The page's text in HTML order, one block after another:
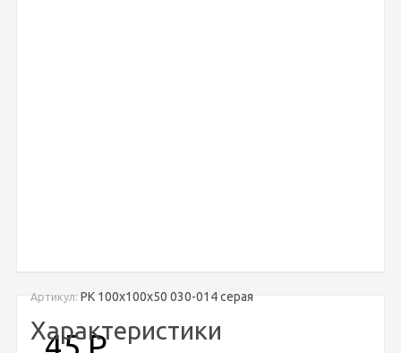
Артикул: РК 100х100х50 030-014 серая
45Р
Характеристики